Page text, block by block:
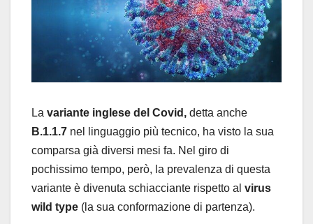
La variante inglese del Covid, detta anche
B.1.1.7 nel linguaggio più tecnico, ha visto la sua
comparsa già diversi mesi fa. Nel giro di
pochissimo tempo, però, la prevalenza di questa
variante è divenuta schiacciante rispetto al virus
wild type (la sua conformazione di partenza).